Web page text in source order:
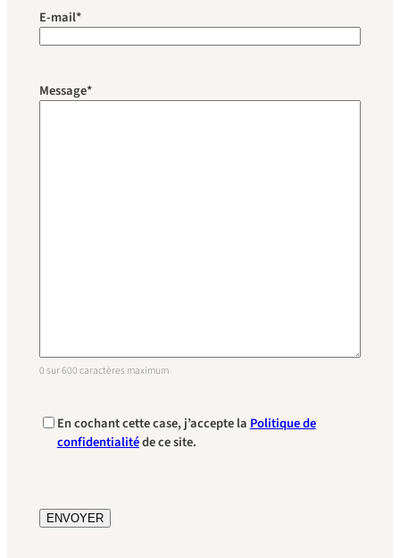
E-mail*
Message*
0 sur 600 caractères maximum
En cochant cette case, j’accepte la Politique de
confidentialitéde ce site.
A
P